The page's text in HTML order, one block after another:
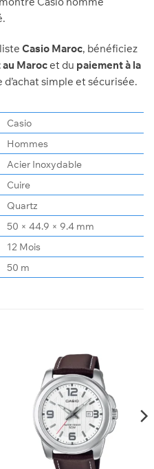
Casio Maroc, bénéficiez
Marocet du paiement à la
simple et sécurisée.
Casio
Hommes
Acier Inoxydable
Cuire
Quartz
50 × 44.9 × 9.4 mm
12 Mois
50 m